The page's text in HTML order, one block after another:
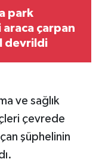
park
araca çarpan
devrildi
ve sağlık
çevrede
şüphelinin